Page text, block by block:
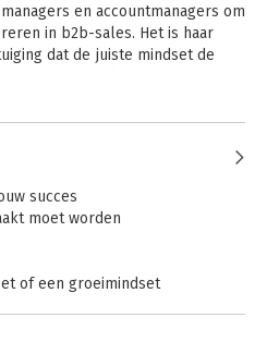
en accountmanagers om
in b2b-sales. Het is haar
dat de juiste mindset de
vanuit persoonlijke
Renate
succes
moet worden
of een groeimindset